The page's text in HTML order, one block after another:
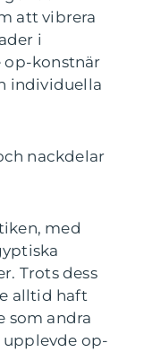
att vibrera
i
op-konstnär
individuella
nackdelar
med
Trots dess
alltid haft
som andra
upplevde op-